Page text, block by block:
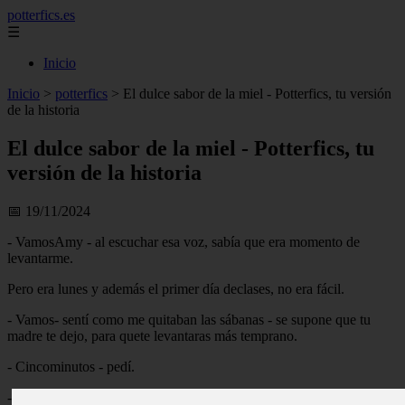
potterfics.es
☰
Inicio
Inicio > potterfics > El dulce sabor de la miel - Potterfics, tu versión
de la historia
El dulce sabor de la miel - Potterfics, tu
versión de la historia
📅 19/11/2024
- VamosAmy - al escuchar esa voz, sabía que era momento de
levantarme.
Pero era lunes y además el primer día declases, no era fácil.
- Vamos- sentí como me quitaban las sábanas - se supone que tu
madre te dejo, para quete levantaras más temprano.
- Cincominutos - pedí.
- Amy- llamo de nuevo - ¿Qué no quieres ver a Marco?